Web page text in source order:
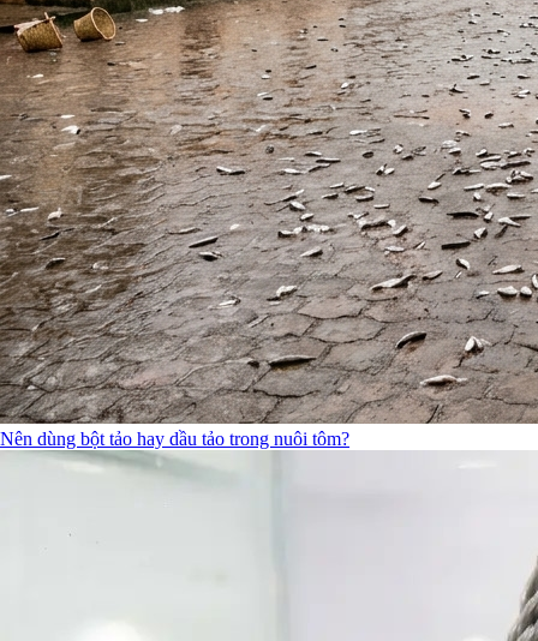
Nên dùng bột tảo hay dầu tảo trong nuôi tôm?